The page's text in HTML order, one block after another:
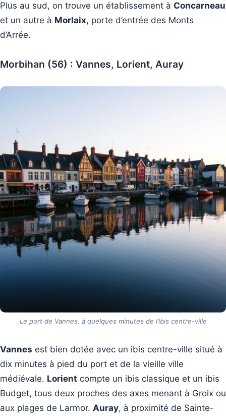
Plus au sud, on trouve un établissement à Concarneau
et un autre à Morlaix, porte d’entrée des Monts
d’Arrée.
Morbihan (56) : Vannes, Lorient, Auray
Le port de Vannes, à quelques minutes de l’ibis centre-ville
Vannes est bien dotée avec un ibis centre-ville situé à
dix minutes à pied du port et de la vieille ville
médiévale. Lorient compte un ibis classique et un ibis
Budget, tous deux proches des axes menant à Groix ou
aux plages de Larmor. Auray, à proximité de Sainte-